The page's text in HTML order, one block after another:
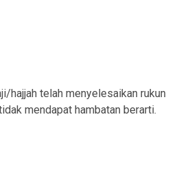
hajjah telah menyelesaikan rukun
mendapat hambatan berarti.